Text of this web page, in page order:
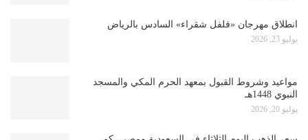
انطلاق مهرجان «فلفل شقراء» السادس بالرياض
يوليو 23, 2026
مواعيد وشروط القبول بمعهد الحرم المكي والمسجد
النبوي 1448هـ
يوليو 20, 2026